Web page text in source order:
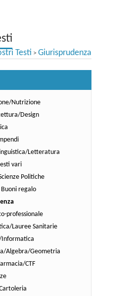
- Carta Docente
Testi > Giurisprudenza
Nutrizione
Design
Letteratura
vari
Politiche
regalo
professionale
Lauree Sanitarie
Informatica
Algebra/Geometria
CTF